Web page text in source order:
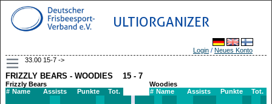
ULTIORGANIZER
Login / Neues Konto
33.00 15-7 ->
FRIZZLY BEARS - WOODIES 15 - 7
Frizzly Bears
# Name Assists Punkte Tot.
Woodies
# Name Assists Punkte Tot.